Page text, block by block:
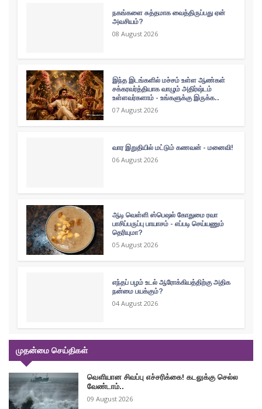
நகங்களை சுத்தமாக வைத்திருப்பது ஏன்
அவசியம்?
08 August 2026
இந்த இடங்களில் மச்சம் உள்ள ஆண்கள்
சக்கரவர்த்தியாக வாழும் அதிர்ஷ்டம்
உள்ளவர்களாம் - உங்களுக்கு இருக்க..
07 August 2026
வார இறுதியில் மட்டும் கணவன் - மனைவி!
06 August 2026
ஆடி வெள்ளி ஸ்பெஷல் கோதுமை ரவா
பாசிப்பருப்பு பாயாசம் - எப்படி செய்யணும்
தெரியுமா?
05 August 2026
எந்தப் பழம் உடல் ஆரோக்கியத்திற்கு அதிக
நன்மை பயக்கும்?
04 August 2026
முதன்மை செய்திகள்
வௌியான சிவப்பு எச்சரிக்கை! கடலுக்கு செல்ல
வேண்டாம்..
09 August 2026